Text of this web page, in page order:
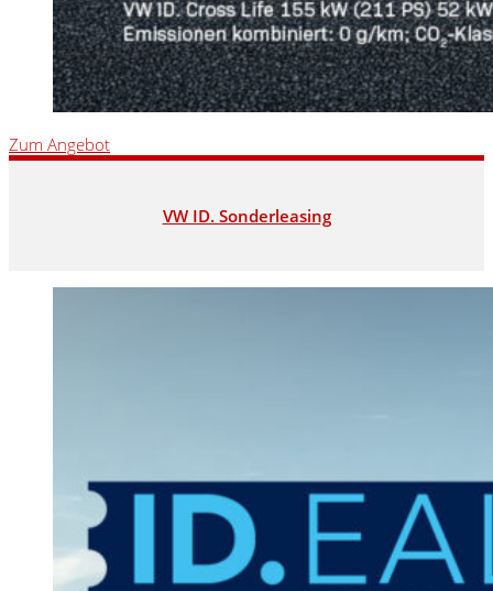
Zum Angebot
VW ID. Sonderleasing